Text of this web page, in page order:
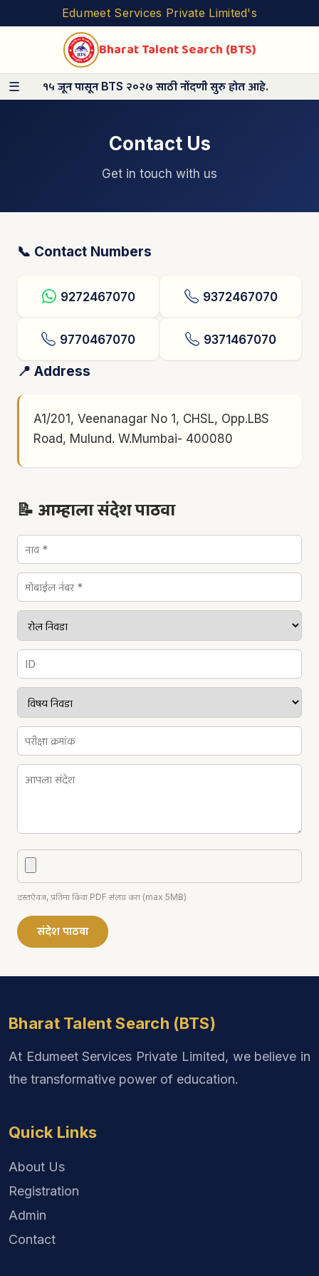
Edumeet Services Private Limited's
Bharat Talent Search (BTS)
☰ १५ जून पासून BTS २०२७ साठी नोंदणी सुरु होत आहे.
Contact Us
Get in touch with us
📞 Contact Numbers
9272467070 9372467070
9770467070 9371467070
📍 Address
A1/201, Veenanagar No 1, CHSL, Opp.LBS
Road, Mulund. W.Mumbai- 400080
📝 आम्हाला संदेश पाठवा
दस्तऐवज, प्रतिमा किंवा PDF संलग्न करा (max 5MB)
संदेश पाठवा
Bharat Talent Search (BTS)
At Edumeet Services Private Limited, we believe in
the transformative power of education.
Quick Links
About Us
Registration
Admin
Contact